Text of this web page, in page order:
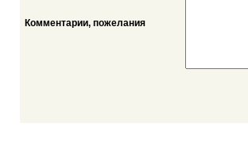
Комментарии, пожелания